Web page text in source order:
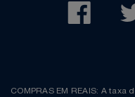
COMPRAS EM REAIS: A